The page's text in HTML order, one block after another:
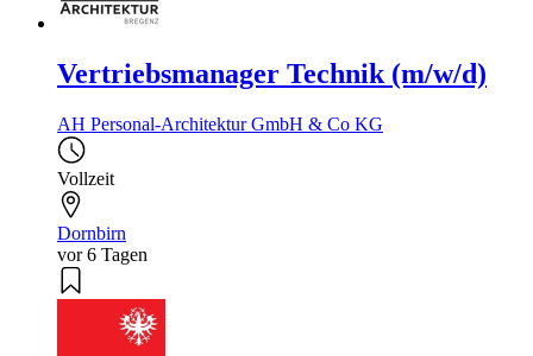
Vertriebsmanager Technik (m/w/d)
AH Personal-Architektur GmbH & Co KG
Vollzeit
Dornbirn
vor 6 Tagen